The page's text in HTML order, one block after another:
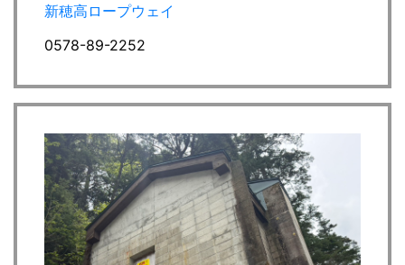
新穂高ロープウェイ
0578-89-2252